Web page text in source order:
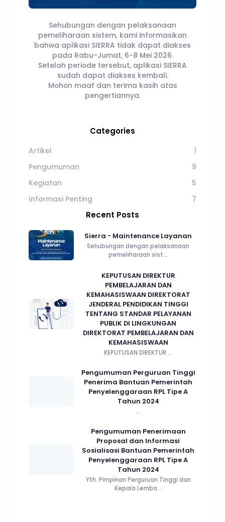
Sehubungan dengan pelaksanaan
pemeliharaan sistem, kami informasikan
bahwa aplikasi SIERRA tidak dapat diakses
pada Rabu-Jumat, 6-8 Mei 2026.
Setelah periode tersebut, aplikasi SIERRA
sudah dapat diakses kembali.
Mohon maaf dan terima kasih atas
pengertiannya.
Categories
Artikel
1
Pengumuman
9
Kegiatan
5
Informasi Penting
7
Recent Posts
Sierra - Maintenance Layanan
Sehubungan dengan pelaksanaan
pemeliharaan sist...
KEPUTUSAN DIREKTUR
PEMBELAJARAN DAN
KEMAHASISWAAN DIREKTORAT
JENDERAL PENDIDIKAN TINGGI
TENTANG STANDAR PELAYANAN
PUBLIK DI LINGKUNGAN
DIREKTORAT PEMBELAJARAN DAN
KEMAHASISWAAN
KEPUTUSAN DIREKTUR ...
Pengumuman Perguruan Tinggi
Penerima Bantuan Pemerintah
Penyelenggaraan RPL Tipe A
Tahun 2024
...
Pengumuman Penerimaan
Proposal dan Informasi
Sosialisasi Bantuan Pemerintah
Penyelenggaraan RPL Tipe A
Tahun 2024
Yth. Pimpinan Perguruan Tinggi dan
Kepala Lemba...